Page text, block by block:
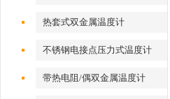
热套式双金属温度计
不锈钢电接点压力式温度计
带热电阻/偶双金属温度计